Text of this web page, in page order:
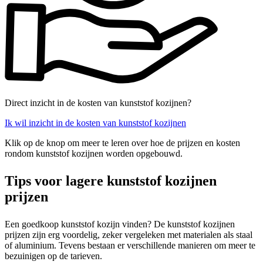
Direct inzicht in de kosten van kunststof kozijnen?
Ik wil inzicht in de kosten van kunststof kozijnen
Klik op de knop om meer te leren over hoe de prijzen en kosten
rondom kunststof kozijnen worden opgebouwd.
Tips voor lagere kunststof kozijnen
prijzen
Een goedkoop kunststof kozijn vinden? De kunststof kozijnen
prijzen zijn erg voordelig, zeker vergeleken met materialen als staal
of aluminium. Tevens bestaan er verschillende manieren om meer te
bezuinigen op de tarieven.